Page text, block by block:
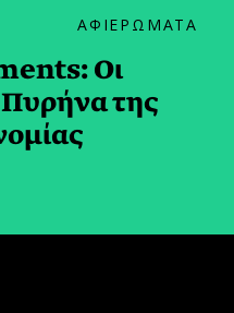
ΑΦΙΕΡΩΜΑΤΑ
Οι
της